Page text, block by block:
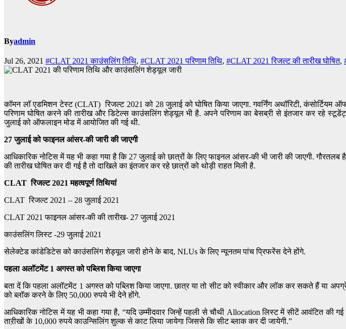
Byadmin
Jul 26, 2021 #CLAT 2021 काउंसलिंग तिथि, #CLAT 2021 परिणाम तिथि, #CLAT 2021 रिजल्ट की तारीख घोषित,
कॉमन लॉ एडमिशन टेस्ट (CLAT) रिजल्ट 2021 को 28 जुलाई को घोषित किया जाएगा. गवर्निंग अथॉरिटी,
परिणाम घोषित करने की तारीख और डिटेल्स काउंसलिंग शेड्यूल भी है. अपने परिणाम का बेसब्री से इंतजार कर रहे
जुलाई को ऑफलाइन मोड में आयोजित की गई थी.
27 जुलाई को फाइनल आंसर-की जारी की जाएगी
आधिकारिक नोटिस में यह भी कहा गया है कि 27 जुलाई को छात्रों के लिए फाइनल आंसर-की भी जारी की जाएगी.
की तारीख घोषित कर दी गई है तो दाखिले का इंतजार कर रहे छात्रों को थोड़ी राहत मिली है.
CLAT रिजल्ट 2021 महत्वपूर्ण तिथियां
CLAT रिजल्ट 2021 – 28 जुलाई 2021
CLAT 2021 फाइनल आंसर-की की तारीख- 27 जुलाई 2021
काउंसलिंग लिस्ट -29 जुलाई 2021
सेलेक्टेड कांडेडिटेस को काउंसलिंग शेड्यूल जारी होने के बाद, NLUs के लिए न्यूनतम पांच प्रिफरेंस देने होंगे.
पहला अलॉटमेंट 1 अगस्त को पब्लिश किया जाएगा
बता दें कि पहला अलॉटमेंट 1 अगस्त को पब्लिश किया जाएगा. छात्र या तो सीट को स्वीकार और लॉक कर सकते हैं या
को ब्लॉक करने के लिए 50,000 रुपये भी देने होंगे.
आधिकारिक नोटिस में यह भी कहा गया है, “यदि उम्मीदवार जिन्हें पहली से चौथी Allocation लिस्ट में सीटें आवंटित
ताऱीखों के 10,000 रुपये काउन्सिलिंग शुल्क से काट लिया जायेगा जिससे कि सीट ब्लाक कर दी जायेगी.”